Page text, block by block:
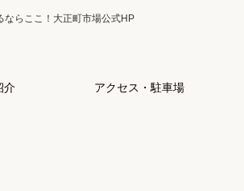
ならここ！大正町市場公式HP
介 アクセス・駐車場